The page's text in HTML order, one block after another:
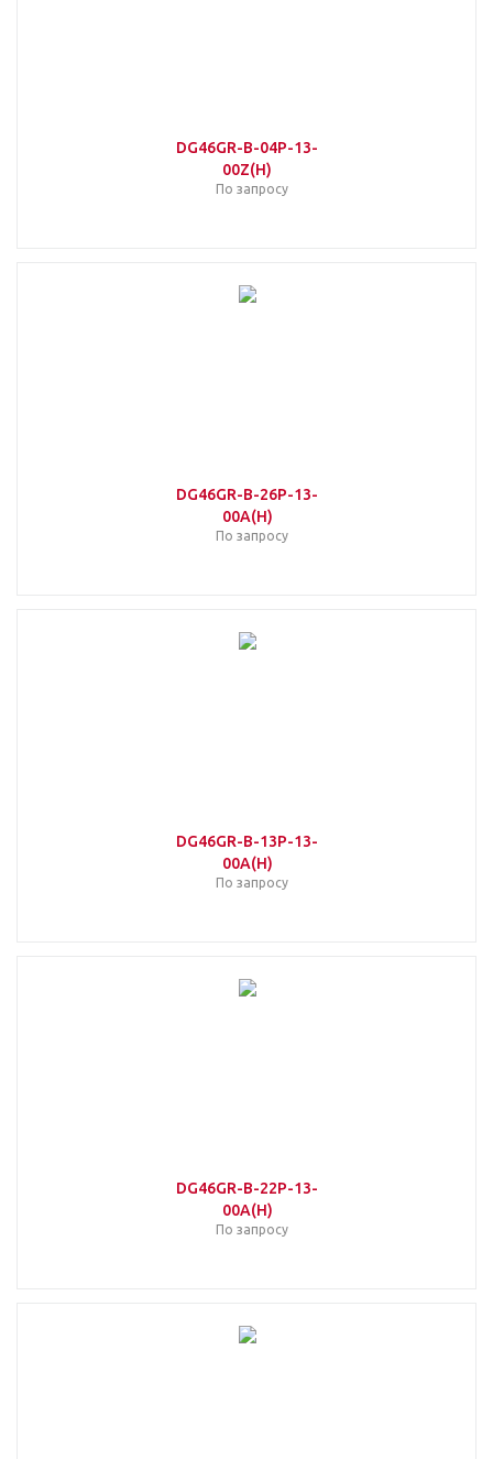
DG46GR-B-04P-13-
00Z(H)
По запросу
DG46GR-B-26P-13-
00A(H)
По запросу
DG46GR-B-13P-13-
00A(H)
По запросу
DG46GR-B-22P-13-
00A(H)
По запросу